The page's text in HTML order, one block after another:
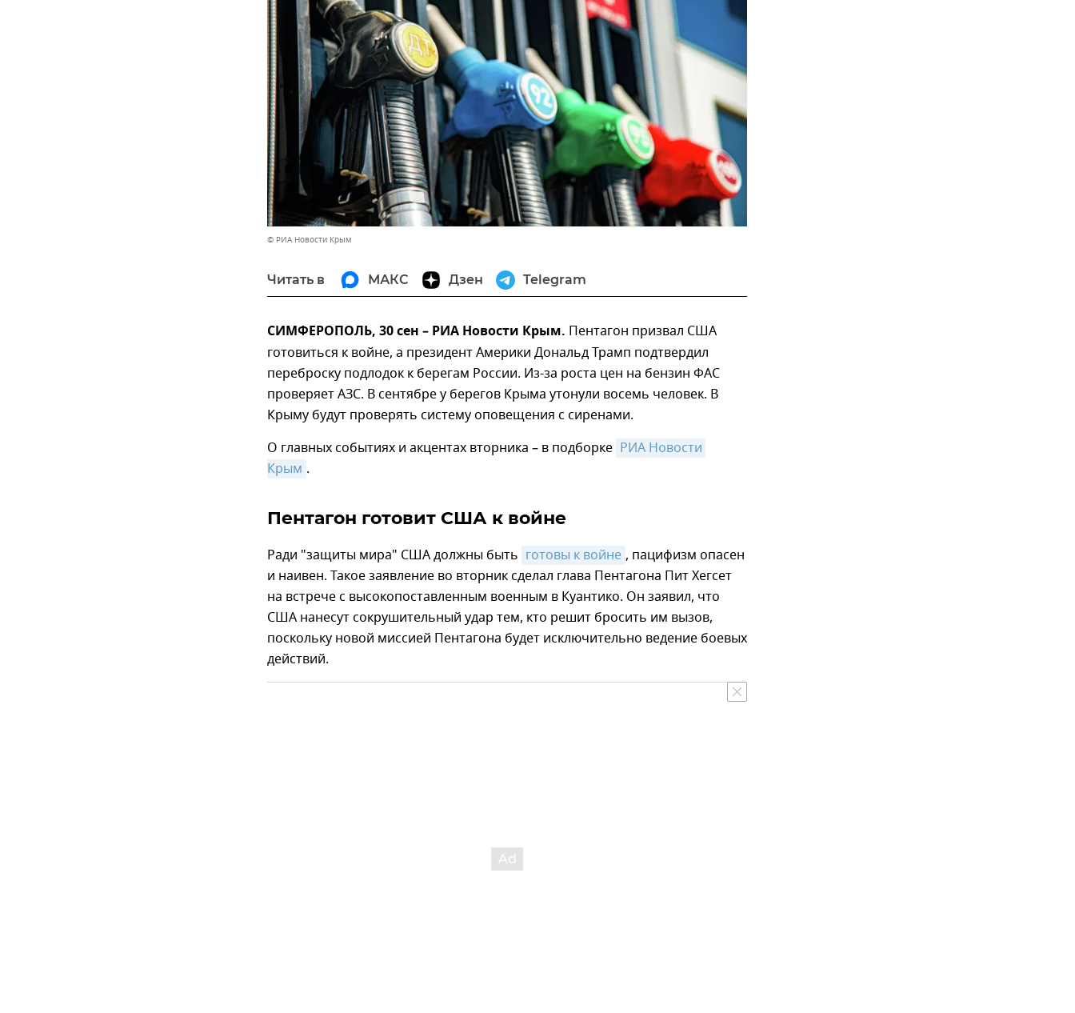
© РИА Новости Крым
Читать в МАКС Дзен Telegram
СИМФЕРОПОЛЬ, 30 сен – РИА Новости Крым. Пентагон призвал США
готовиться к войне, а президент Америки Дональд Трамп подтвердил
переброску подлодок к берегам России. Из-за роста цен на бензин ФАС
проверяет АЗС. В сентябре у берегов Крыма утонули восемь человек. В
Крыму будут проверять систему оповещения с сиренами.
О главных событиях и акцентах вторника – в подборке РИА Новости
Крым .
Пентагон готовит США к войне
Ради "защиты мира" США должны быть готовы к войне , пацифизм опасен
и наивен. Такое заявление во вторник сделал глава Пентагона Пит Хегсет
на встрече с высокопоставленным военным в Куантико. Он заявил, что
США нанесут сокрушительный удар тем, кто решит бросить им вызов,
поскольку новой миссией Пентагона будет исключительно ведение боевых
действий.